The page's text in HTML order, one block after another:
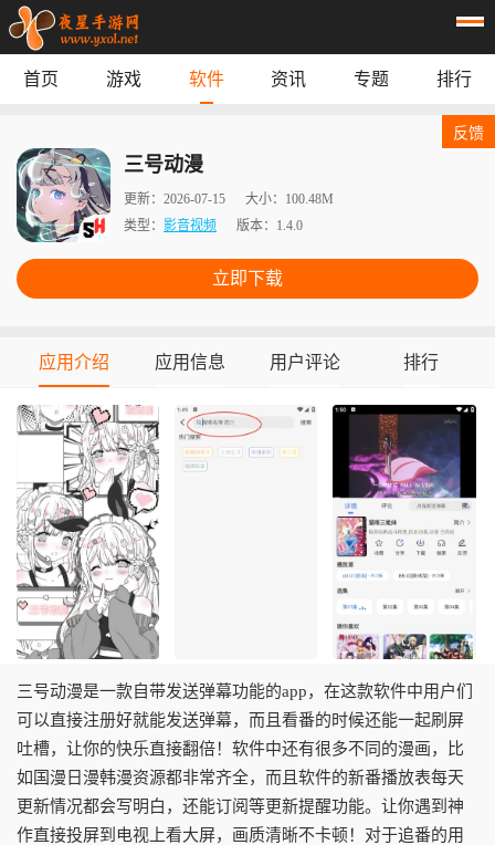
专题 榜单
首页 游戏 软件 资讯 专题 排行
三号动漫
更新： 2026-07-15 大小： 100.48M
类型： 影音视频 版本： 1.4.0
立即下载
反馈
应用介绍 应用信息 用户评论 排行
三号动漫是一款自带发送弹幕功能的app，在这款软件中用户们
可以直接注册好就能发送弹幕，而且看番的时候还能一起刷屏
吐槽，让你的快乐直接翻倍！软件中还有很多不同的漫画，比
如国漫日漫韩漫资源都非常齐全，而且软件的新番播放表每天
更新情况都会写明白，还能订阅等更新提醒功能。让你遇到神
作直接投屏到电视上看大屏，画质清晰不卡顿！对于追番的用